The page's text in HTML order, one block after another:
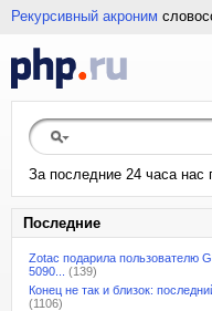
Рекурсивный акроним
За последние 24 часа нас
Последние
Zotac подарила пользователю
5090...
(139)
Конец не так и близок:
(1106)